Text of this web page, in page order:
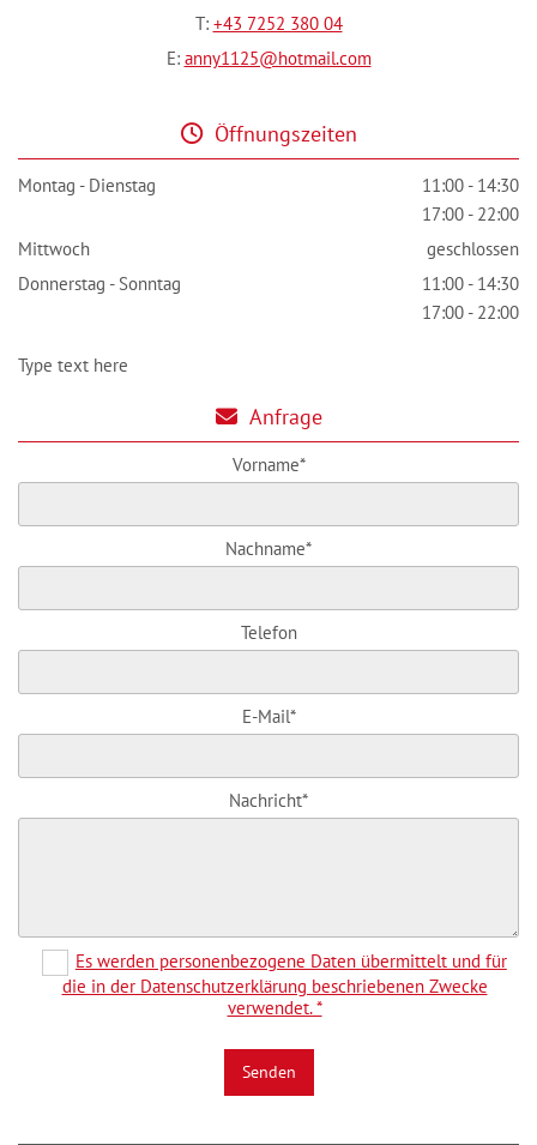
T: +43 7252 380 04
E: anny1125@hotmail.com
Öffnungszeiten
Montag - Dienstag
11:00 - 14:30
17:00 - 22:00
Mittwoch
geschlossen
Donnerstag - Sonntag
11:00 - 14:30
17:00 - 22:00
Type text here
Anfrage
Vorname*
Nachname*
Telefon
E-Mail*
Nachricht*
Es werden personenbezogene Daten übermittelt und für
die in der Datenschutzerklärung beschriebenen Zwecke
verwendet. *